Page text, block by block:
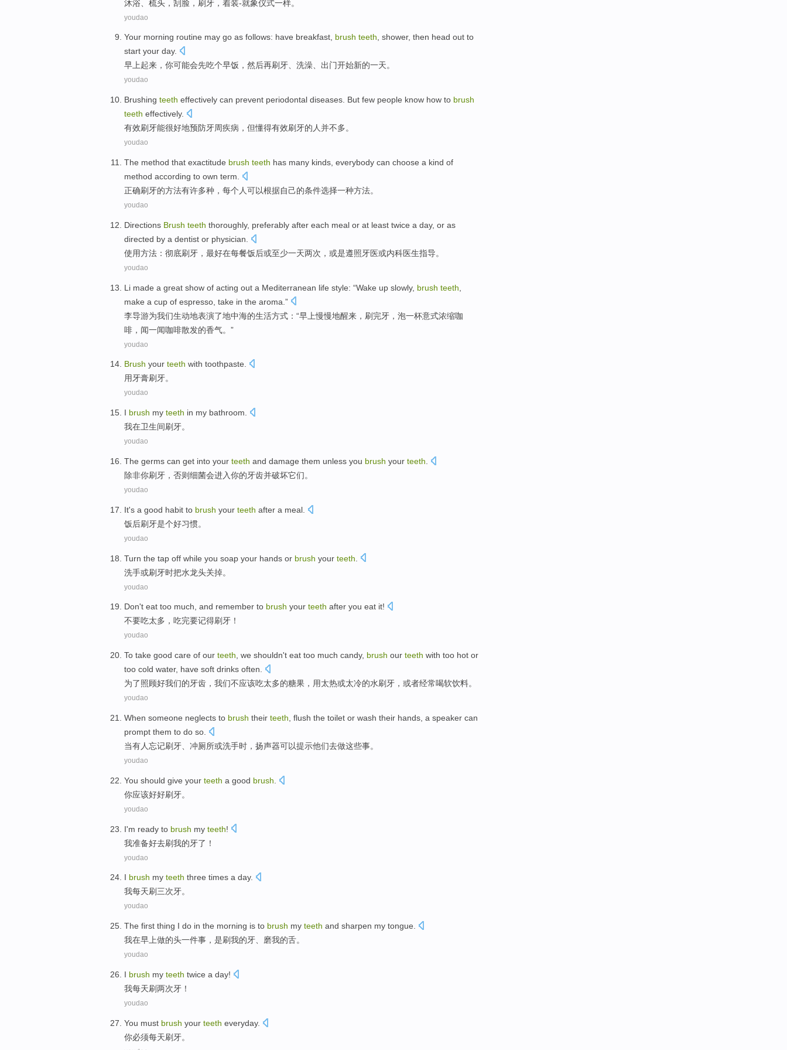
沐浴 梳头 ， 刮脸 ， 刷牙 ，着装-就象仪式一样。
youdao
Your morning routine may go as follows: have breakfast, brush teeth, shower, then head out to
start your day.
早上起来 ， 你可能会先吃个早饭， 然后再刷牙、 洗澡、 出门开始新的一天。
youdao
Brushing teeth effectively can prevent periodontal diseases But few people know how to brush
teeth effectively.
有效刷牙能很好地预防牙周疾病 ， 但懂得有效刷牙的 人 并不多。
youdao
The method that exactitude brush teeth has many kinds everybody can choose a kind of
method according to own term
正确刷牙的方法有许多种 ， 每个人可以根据自己的条件选择一种方法。
youdao
Directions Brush teeth thoroughly, preferably after each meal or at least twice a day, or as
directed by a dentist or physician.
使用方法： 彻底刷牙 ， 最好在每餐饭后或至少一天两次 ， 或是遵照牙医或内科医生指导。
youdao
Li made a great show of acting out a Mediterranean life style: “Wake up slowly, brush teeth
make a cup of espresso , take in the aroma .”
李导游为我们生动地表演了地中海的生活方式 ：“早上慢慢地醒来 ， 刷完牙 ，泡一杯意式浓缩咖
啡，闻一闻咖啡散发的香气。”
youdao
Brush your teeth with toothpaste.
用牙膏刷牙。
youdao
I brush my teeth in my bathroom
我在卫生间刷牙。
youdao
The germs can get into your teeth and damage them unless you brush your teeth
除非你刷牙，否则细菌会进入你的牙齿并破坏它们。
youdao
It's a good habit to brush your teeth after a meal.
饭后刷牙是个好习惯。
youdao
Turn the tap off while you soap your hands or brush your teeth
洗手或刷牙时把水龙头关掉。
youdao
Don't eat too much, and remember to brush your teeth after you eat it!
不要吃太多，吃完要记得刷牙！
youdao
To take good care of our teeth , we shouldn't eat too much candy, brush our teeth with too hot or
too cold water, have soft drinks often.
为了照顾好我们的牙齿，我们不应该吃太多的糖果，用太热或太冷的水刷牙，或者经常喝软饮料。
youdao
When someone neglects to brush their teeth flush the toilet or wash their hands a speaker can
prompt them to do so.
当有人忘记刷牙 冲厕所或洗手时， 扬声器可以提示他们去做这些事。
youdao
You should give your teeth a good brush
你应该好好刷牙。
youdao
I'm ready to brush my teeth!
我准备好去刷我的牙了！
youdao
I brush my teeth three times a day.
我每天刷三次牙。
youdao
The first thing I do in the morning is to brush my teeth and sharpen my tongue
我在早上做的头一件事 ， 是刷我的牙 磨我的舌。
youdao
I brush my teeth twice a day!
我每天刷两次牙 ！
youdao
You must brush your teeth everyday.
你必须每天刷牙。